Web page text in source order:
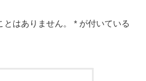
はありません。 * が付いている